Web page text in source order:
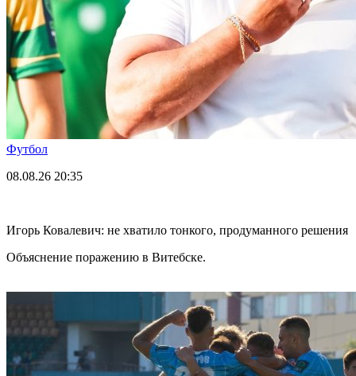
Футбол
08.08.26 20:35
Игорь Ковалевич: не хватило тонкого, продуманного решения
Объяснение поражению в Витебске.